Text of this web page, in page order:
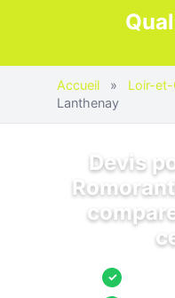
Accueil » Loir-et-
Lanthenay
Devis
✓